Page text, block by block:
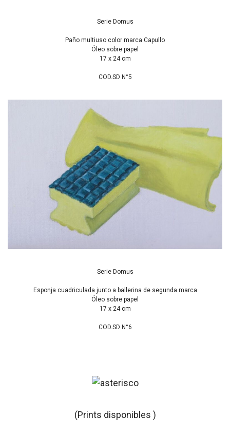
Serie Domus
Paño multiuso color marca Capullo
Óleo sobre papel
17 x 24 cm
COD.SD N°5
Serie Domus
Esponja cuadriculada junto a ballerina de segunda marca
Óleo sobre papel
17 x 24 cm
COD.SD N°6
(Prints disponibles )